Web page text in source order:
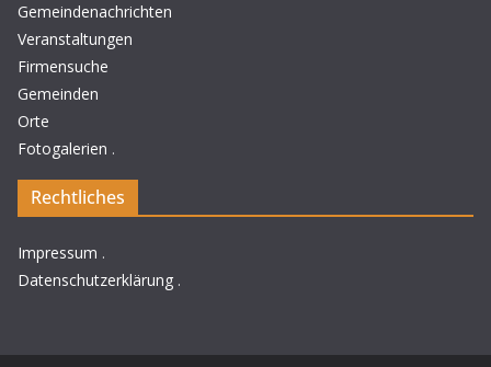
Gemeindenachrichten
Veranstaltungen
Firmensuche
Gemeinden
Orte
Fotogalerien .
Rechtliches
Impressum .
Datenschutzerklärung .